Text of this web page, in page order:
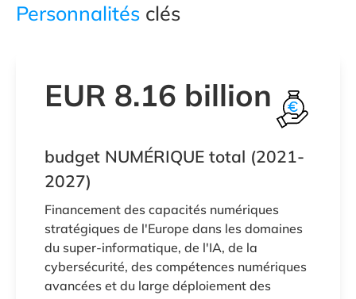
Personnalités clés
EUR 8.16 billion
budget NUMÉRIQUE total (2021-
2027)
Financement des capacités numériques
stratégiques de l'Europe dans les domaines
du super-informatique, de l'IA, de la
cybersécurité, des compétences numériques
avancées et du large déploiement des